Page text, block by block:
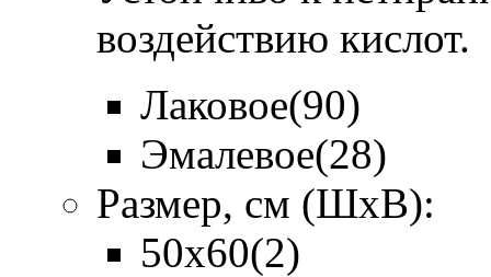
воздействию кислот.
Лаковое(90)
Эмалевое(28)
Размер, см (ШхВ):
50х60(2)